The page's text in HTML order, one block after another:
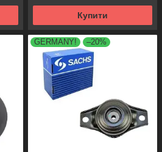
Купити
GERMANY! –20%